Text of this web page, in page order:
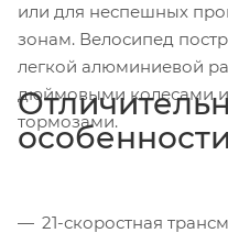
или для неспешных
зонам. Велосипед
легкой алюминиевой
дюймовыми колесами
тормозами.
особенности
21-скоростная